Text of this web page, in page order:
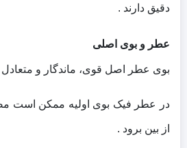
دقیق دارند .
عطر و بوی اصلی
بوی عطر اصل قوی، ماندگار و
در عطر فیک بوی اولیه ممکن است
از بین برود .